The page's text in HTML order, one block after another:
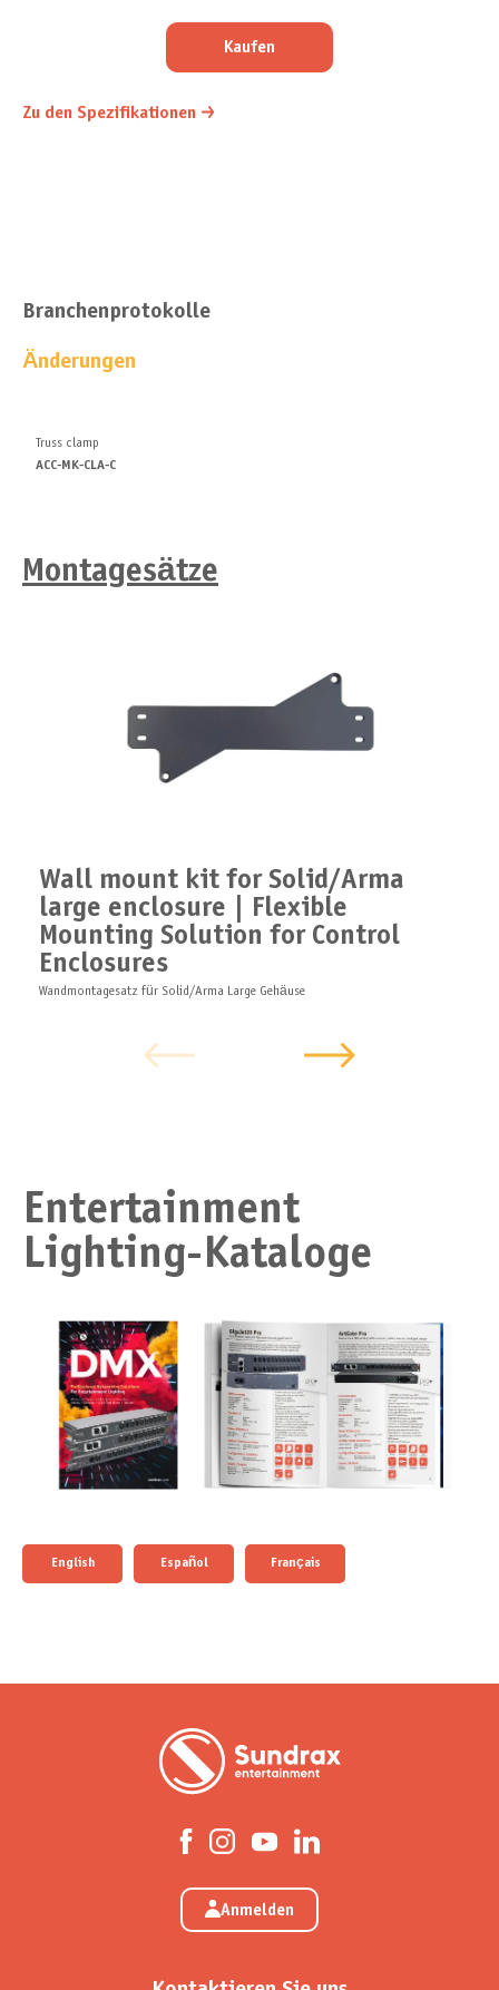
Kaufen
Zu den Spezifikationen
Branchenprotokolle
Änderungen
Truss clamp
ACC-MK-CLA-C
Montagesätze
Wall mount kit for Solid/Arma
large enclosure | Flexible
Mounting Solution for Control
Enclosures
Wandmontagesatz für Solid/Arma Large Gehäuse
Entertainment
Lighting-Kataloge
English Español Français
Anmelden